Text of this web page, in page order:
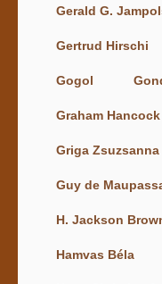
Gerald G.
Gertrud Hirschi
Gogol
Graham Hancock
Griga Zsuzsanna
Guy de
H. Jackson
Hamvas Béla